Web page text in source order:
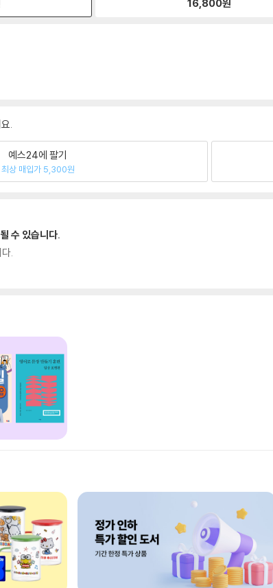
16,800원
.
예스24에 팔기
최상 매입가 5,300원
수 있습니다.
.